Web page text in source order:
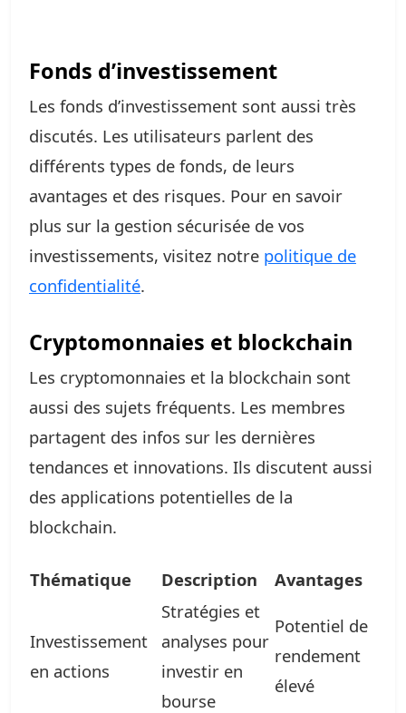
Fonds d’investissement
Les fonds d’investissement sont aussi très
discutés. Les utilisateurs parlent des
différents types de fonds, de leurs
avantages et des risques. Pour en savoir
plus sur la gestion sécurisée de vos
investissements, visitez notre politique de
confidentialité.
Cryptomonnaies et blockchain
Les cryptomonnaies et la blockchain sont
aussi des sujets fréquents. Les membres
partagent des infos sur les dernières
tendances et innovations. Ils discutent aussi
des applications potentielles de la
blockchain.
Thématique Description Avantages
Investissement
en actions
Stratégies et
analyses pour
investir en
bourse
Potentiel de
rendement
élevé